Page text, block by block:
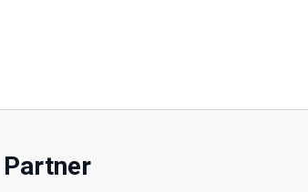
Partner